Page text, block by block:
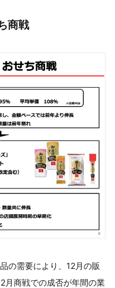
商戦
の需要により、12月の販
月商戦での成否が年間の業